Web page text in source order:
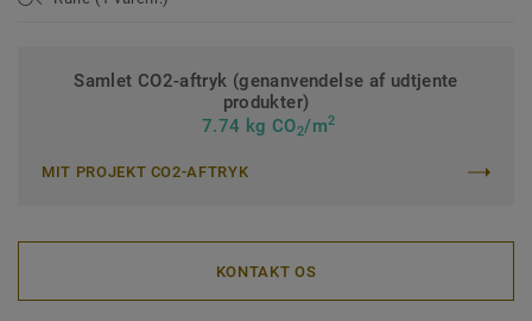
Samlet CO2-aftryk (genanvendelse af udtjente
produkter)
7.74 kg CO2/m2
MIT PROJEKT CO2-AFTRYK
KONTAKT OS